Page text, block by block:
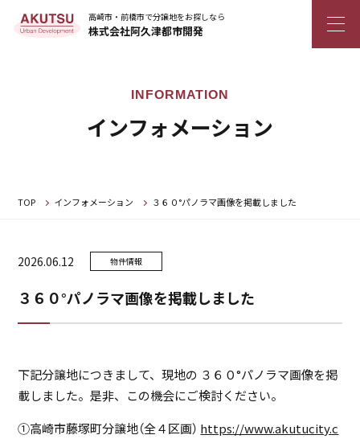
高崎市・前橋市で分譲地をお探しなら
株式会社阿久津都市開発
インフォメーション
TOP インフォメーション ３６０°パノラマ画像を掲載しました
2026.06.12 物件情報
３６０°パノラマ画像を掲載しました
下記分譲地につきまして、現地の ３６０°パノラマ画像を掲
載しました。是非、この機会にご検討ください。
①高崎市藤塚町分譲地（全４区画） https://www.akutucity.c